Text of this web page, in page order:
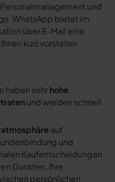
und
. WhatsApp bietet im
über E-Mail eine
kurz vorstellen
haben sehrhohe
und werden schnell
auf
und
Kaufentscheidungen
Gunsten. Ihre
persönlichen